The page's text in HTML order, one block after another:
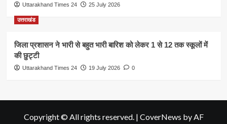
Uttarakhand Times 24 25 July 2026
उत्तराखंड
जिला प्रशासन ने भारी से बहुत भारी बारिश को लेकर 1 से 12 तक स्कूलों में
की छुट्टी
Uttarakhand Times 24 19 July 2026 0
Copyright © All rights reserved. | CoverNews by AF